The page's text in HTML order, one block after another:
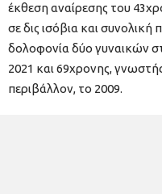
έκθεση αναίρεσης του
σε δις ισόβια και
δολοφονία δύο γυναικών
2021 και 69χρονης,
περιβάλλον, το 2009.